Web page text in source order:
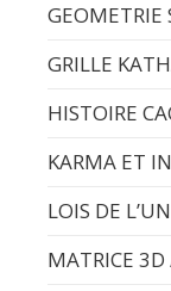
GEOMETRIE
GRILLE
HISTOIRE
KARMA ET
LOIS DE
MATRICE 3D